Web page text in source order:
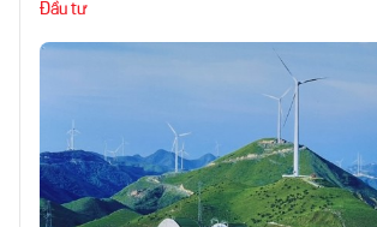
Đầu tư